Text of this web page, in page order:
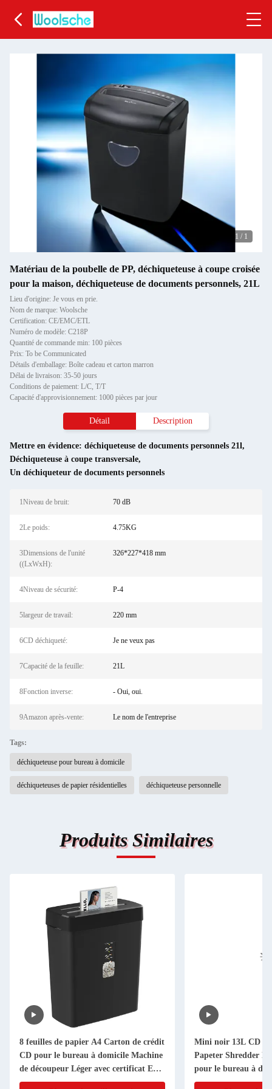
1 / 1
Matériau de la poubelle de PP, déchiqueteuse à coupe croisée
pour la maison, déchiqueteuse de documents personnels, 21L
Lieu d'origine: Je vous en prie.
Nom de marque: Woolsche
Certification: CE/EMC/ETL
Numéro de modèle: C218P
Quantité de commande min: 100 pièces
Prix: To be Communicated
Détails d'emballage: Boîte cadeau et carton marron
Délai de livraison: 35-50 jours
Conditions de paiement: L/C, T/T
Capacité d'approvisionnement: 1000 pièces par jour
Détail Description
Mettre en évidence: déchiqueteuse de documents personnels 21l,
Déchiqueteuse à coupe transversale,
Un déchiqueteur de documents personnels
1Niveau de bruit: 70 dB
2Le poids: 4.75KG
3Dimensions de l'unité
((LxWxH):
326*227*418 mm
4Niveau de sécurité: P-4
5largeur de travail: 220 mm
6CD déchiqueté: Je ne veux pas
7Capacité de la feuille: 21L
8Fonction inverse: - Oui, oui.
9Amazon après-vente: Le nom de l'entreprise
Tags:
déchiqueteuse pour bureau à domicile
déchiqueteuses de papier résidentielles déchiqueteuse personnelle
Produits Similaires
8 feuilles de papier A4 Carton de crédit
CD pour le bureau à domicile Machine
de découpeur Léger avec certificat ETL
EMC CE
Mini noir 13L CD
Papeter Shredder
pour le bureau à